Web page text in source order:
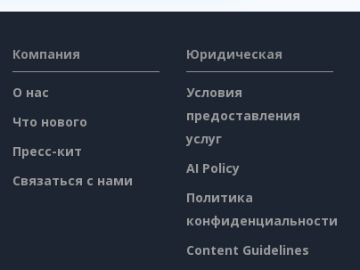
Компания
О нас
Что нового
Пресс-кит
Связаться с нами
Юридическая
Условия
предоставления
услуг
AI Policy
Политика
конфиденциальности
Content Guidelines